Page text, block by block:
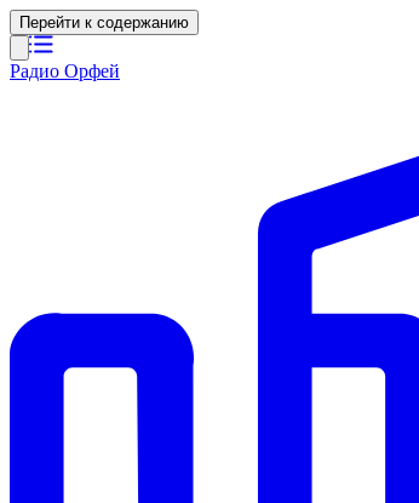
Перейти к содержанию
Радио Орфей